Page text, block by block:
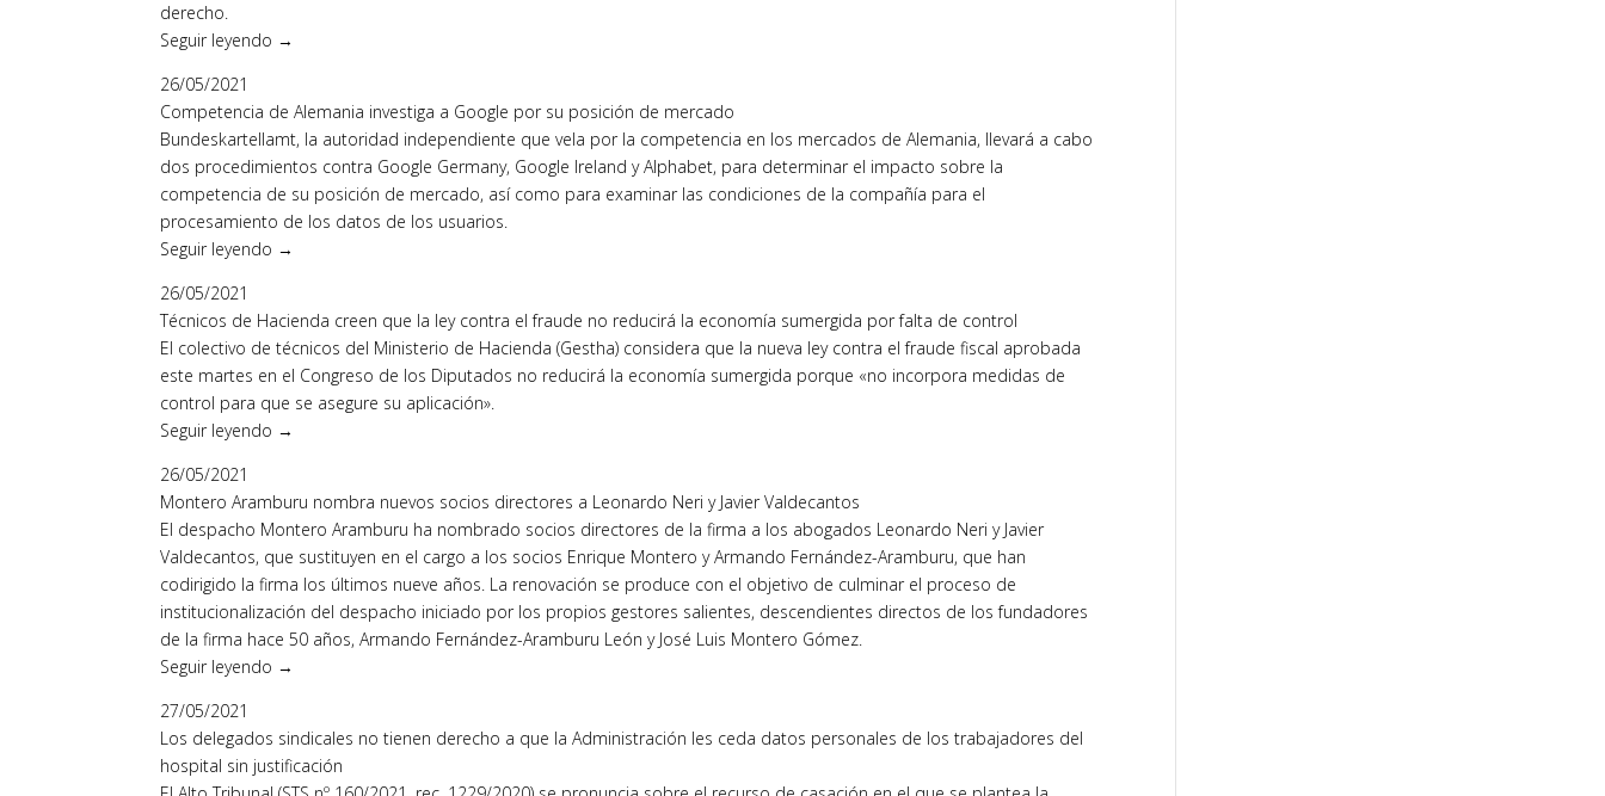
derecho.
Seguir leyendo →
26/05/2021
Competencia de Alemania investiga a Google por su posición de mercado
Bundeskartellamt, la autoridad independiente que vela por la competencia en los mercados de Alemania, llevará a cabo
dos procedimientos contra Google Germany, Google Ireland y Alphabet, para determinar el impacto sobre la
competencia de su posición de mercado, así como para examinar las condiciones de la compañía para el
procesamiento de los datos de los usuarios.
Seguir leyendo →
26/05/2021
Técnicos de Hacienda creen que la ley contra el fraude no reducirá la economía sumergida por falta de control
El colectivo de técnicos del Ministerio de Hacienda (Gestha) considera que la nueva ley contra el fraude fiscal aprobada
este martes en el Congreso de los Diputados no reducirá la economía sumergida porque «no incorpora medidas de
control para que se asegure su aplicación».
Seguir leyendo →
26/05/2021
Montero Aramburu nombra nuevos socios directores a Leonardo Neri y Javier Valdecantos
El despacho Montero Aramburu ha nombrado socios directores de la firma a los abogados Leonardo Neri y Javier
Valdecantos, que sustituyen en el cargo a los socios Enrique Montero y Armando Fernández-Aramburu, que han
codirigido la firma los últimos nueve años. La renovación se produce con el objetivo de culminar el proceso de
institucionalización del despacho iniciado por los propios gestores salientes, descendientes directos de los fundadores
de la firma hace 50 años, Armando Fernández-Aramburu León y José Luis Montero Gómez.
Seguir leyendo →
27/05/2021
Los delegados sindicales no tienen derecho a que la Administración les ceda datos personales de los trabajadores del
hospital sin justificación